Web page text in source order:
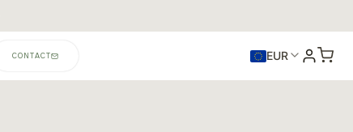
CONTACT EUR